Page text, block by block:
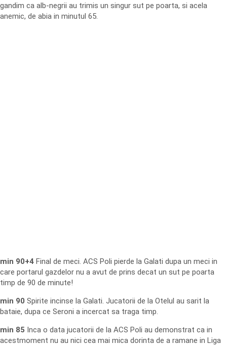
gandim ca alb-negrii au trimis un singur sut pe poarta, si acela
anemic, de abia in minutul 65.
min 90+4 Final de meci. ACS Poli pierde la Galati dupa un meci in
care portarul gazdelor nu a avut de prins decat un sut pe poarta
timp de 90 de minute!
min 90 Spirite incinse la Galati. Jucatorii de la Otelul au sarit la
bataie, dupa ce Seroni a incercat sa traga timp.
min 85 Inca o data jucatorii de la ACS Poli au demonstrat ca in
acestmoment nu au nici cea mai mica dorinta de a ramane in Liga